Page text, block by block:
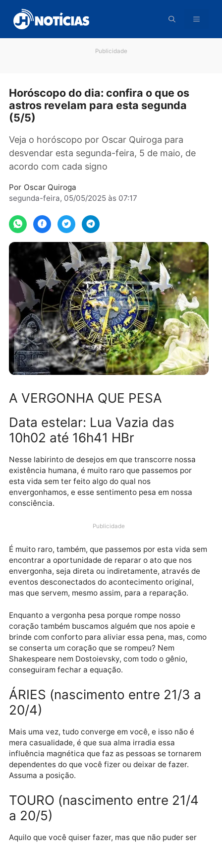
para
conteúdo
Horóscopo do dia: confira o que os
astros revelam para esta segunda
Veja o horóscopo por Oscar Quiroga para
desvendar esta segunda-feira, 5 de maio, de
acordo com cada signo
segunda-feira, 05/05/2025 às 07:17
A VERGONHA QUE PESA
Data estelar: Lua Vazia das
10h02 até 16h41 HBr
existência humana, é muito raro que passemos por
envergonhamos, e esse sentimento pesa em nossa
consciência.
Publicidade
É muito raro, também, que passemos por esta vida
encontrar a oportunidade de reparar o ato que nos
envergonha, seja direta ou indiretamente, através de
eventos desconectados do acontecimento original,
mas que servem, mesmo assim, para a reparação.
coração também buscamos alguém que nos apoie e
brinde com conforto para aliviar essa pena, mas,
Shakespeare nem Dostoievsky, com todo o gênio,
conseguiram fechar a equação.
ÁRIES (nascimento entre 21/3
Mais uma vez, tudo converge em você, e isso não é
mera casualidade, é que sua alma irradia essa
influência magnética que faz as pessoas se